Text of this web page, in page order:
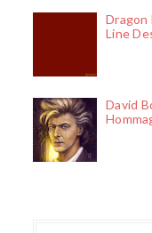
Dragon
Line
David